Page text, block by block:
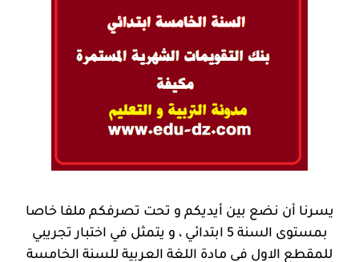
يسرنا أن نضع بين أيديكم و تحت تصرفكم ملفا خاصا
بمستوى السنة 5 ابتدائي ، و يتمثل في اختبار تجريبي
للمقطع الاول في مادة اللغة العربية للسنة الخامسة